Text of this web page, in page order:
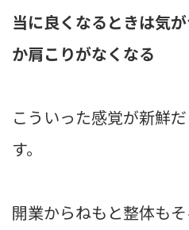
当に良くなるときは気
か肩こりがなくなる
こういった感覚が新鮮
す。
開業からねもと整体も